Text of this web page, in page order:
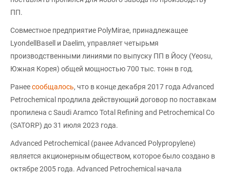
ПП.
Совместное предприятие PolyMirae, принадлежащее
LyondellBasell и Daelim, управляет четырьмя
производственными линиями по выпуску ПП в Йосу (Yeosu,
Южная Корея) общей мощностью 700 тыс. тонн в год.
Ранеесообщалось, что в конце декабря 2017 года Advanced
Petrochemical продлила действующий договор по поставкам
пропилена с Saudi Aramco Total Refining and Petrochemical Co
(SATORP) до 31 июля 2023 года.
Advanced Petrochemical (ранее Advanced Polypropylene)
является акционерным обществом, которое было создано в
октябре 2005 года. Advanced Petrochemical начала